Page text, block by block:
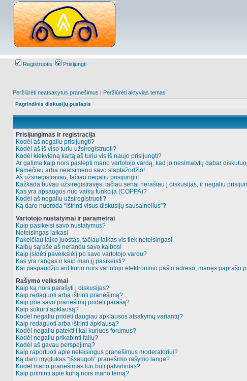
Registruotis Prisijungti
Peržiūrėti neatsakytus pranešimus | Peržiūrėti aktyvias temas
Pagrindinis diskusijų puslapis
Prisijungimas ir registracija
Kodėl aš negaliu prisijungti?
Kodėl aš iš viso turiu užsiregistruoti?
Kodėl kiekvieną kartą aš turiu vis iš naujo prisijungti?
Ar galima kaip nors paslėpti mano vartotojo vardą, kad jo nesimatytų dabar
Pamečiau arba neatsimenu savo slaptažodžio!
Aš užsiregistravau, tačiau negaliu prisijungti!
Kažkada buvau užsiregistravęs, tačiau senai nerašiau į diskusijas, ir negaliu
Kas yra apsaugos nuo vaikų funkcija (COPPA)?
Kodėl aš negaliu užsiregistruoti?
Ką daro nuoroda “Ištrinti visus diskusijų sausainėlius”?
Vartotojo nustatymai ir parametrai
Kaip pasikeisi savo nustatymus?
Neteisingas laikas!
Pakeičiau laiko juostas, tačiau laikas vis tiek neteisingas!
Kalbų sąraše aš nerandu savo kalbos!
Kaip įsidėti paveikslėlį po savo vartotojo vardu?
Kas yra rangas ir kaip man jį pasikeisti?
Kai paspaudžiu ant kurio nors vartotojo elektroninio pašto adreso, manęs paprašo
Rašymo veiksmai
Kaip ką nors parašyti į diskusijas?
Kaip redaguoti arba ištrinti pranešimą?
Kaip prie savo pranešimų pridėti parašą?
Kaip sukurti apklausą?
Kodėl negaliu pridėti daugiau apklausos atsakymų variantų?
Kaip redaguoti arba ištrinti apklausą?
Kodėl negaliu patekti į kai kuriuos forumus?
Kodėl negaliu prikabinti failų?
Kodėl aš gavau perspėjimą?
Kaip raportuoti apie neteisingus pranešimus moderatoriui?
Ką daro mygtukas “Išsaugoti” pranešimo rašymo lange?
Kodėl mano pranešimas turi būti patvirtintas?
Kaip priminti apie kurią nors mano temą?